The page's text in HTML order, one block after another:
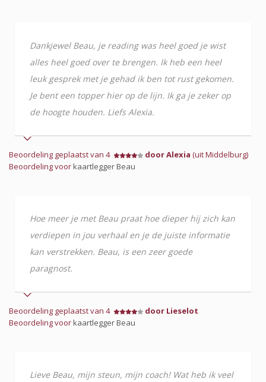
Dankjewel Beau, je reading was heel goed je wist
alles heel goed over te brengen. Ik heb een heel
leuk gesprek met je gehad ik ben tot rust gekomen.
Je bent een topper hier op de lijn. Ik ga je zeker op
de hoogte houden. Liefs Alexia.
Beoordeling geplaatst van 4 door Alexia (uit Middelburg)
Beoordeling voorkaartlegger Beau
Hoe meer je met Beau praat hoe dieper hij zich kan
verdiepen in jou verhaal en je de juiste informatie
kan verstrekken. Beau, is een zeer goede
paragnost.
Beoordeling geplaatst van 4
door Lieselot
Beoordeling voorkaartlegger Beau
Lieve Beau, mijn steun, mijn coach! Wat heb ik veel